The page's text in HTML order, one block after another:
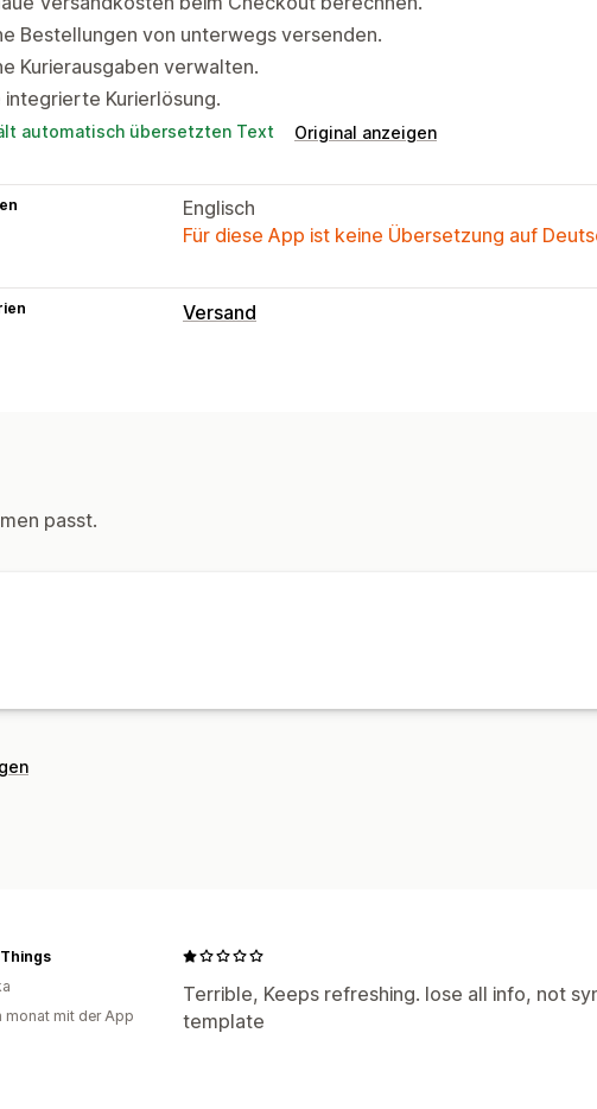
Bestellungen von unterwegs versenden.
Kurierausgaben verwalten.
integrierte Kurierlösung.
automatisch übersetzten Text Original anzeigen
Englisch
Für diese App ist keine Übersetzung auf
Versand
passt.
Terrible, Keeps refreshing. lose all info, not
template
monat mit der App